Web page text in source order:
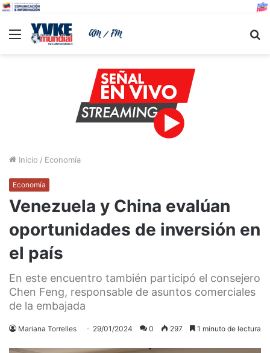
Menu
Inicio / Economía
Economía
Venezuela y China evalúan
oportunidades de inversión en
el país
En este encuentro también participó el consejero
Chen Feng, responsable de asuntos comerciales
de la embajada
Mariana Torrelles 29/01/2024 0 297 1 minuto de lectura